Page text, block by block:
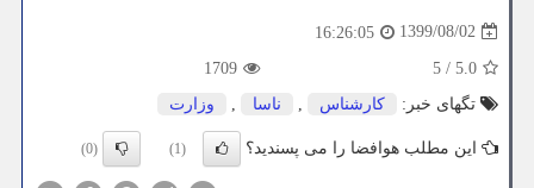
1399/08/02
16:26:05
5.0
/
5
1709
تگهای خبر:
كارشناس , ناسا , وزارت
این مطلب هوافضا را می پسندید؟ (1)
(0)